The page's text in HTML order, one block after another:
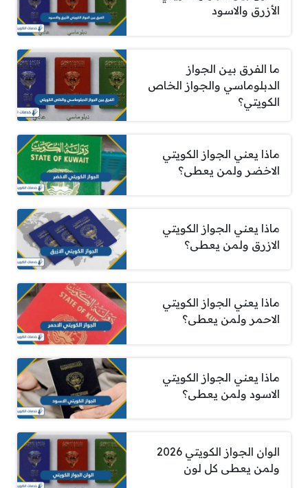
الأزرق والاسود
ما الفرق بين الجواز
الدبلوماسي والجواز الخاص
الكويتي؟
ماذا يعني الجواز الكويتي
الاخضر ولمن يعطى؟
ماذا يعني الجواز الكويتي
الازرق ولمن يعطى؟
ماذا يعني الجواز الكويتي
الاحمر ولمن يعطى؟
ماذا يعني الجواز الكويتي
الاسود ولمن يعطى؟
الوان الجواز الكويتي 2026
ولمن يعطى كل لون